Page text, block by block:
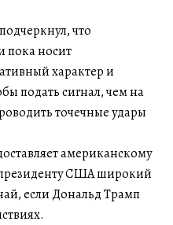
что
носит
характер и
подать сигнал, чем на
точечные удары
американскому
США широкий
если Дональд Трамп